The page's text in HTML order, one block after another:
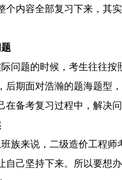
个内容全部复习下来，其
题的时候，考生往往按
后期面对浩瀚的题海题型
在备考复习过程中，解决
来说，二级造价工程师
自己坚持下来。所以要想